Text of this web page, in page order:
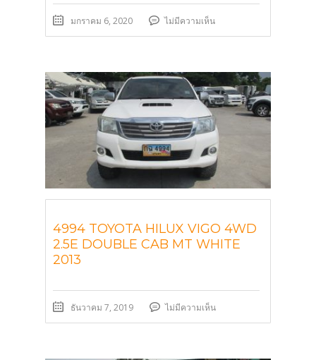
มกราคม 6, 2020 ไม่มีความเห็น
4994 TOYOTA HILUX VIGO 4WD
2.5E DOUBLE CAB MT WHITE
2013
ธันวาคม 7, 2019 ไม่มีความเห็น